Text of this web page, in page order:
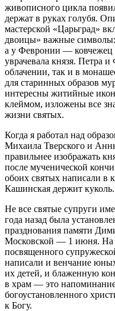
живописного цикла
держат в руках голубя.
мастерской «Царьград»
двоицы» важные
а у Февронии — ковчежец
уврачевала князя. Петра
облачении, так и в
для старинных образов
интересны житийные
клеймом, изложены все
жизни святых.
Когда я работал над
Михаила Тверского и
правильнее изображать
после мученической
обоих святых написали в
Кашинская держит куколь.
Не все святые супруги
года назад была
празднования памяти
Московской — 1 июня. На
посвященного
написали и венчание
их детей, и блаженную
в храм — это
богоустановленного
к Богу.